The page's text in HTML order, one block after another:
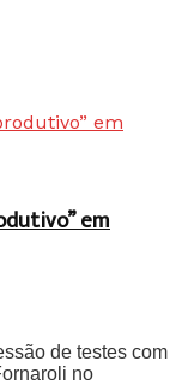
em
de testes com
no